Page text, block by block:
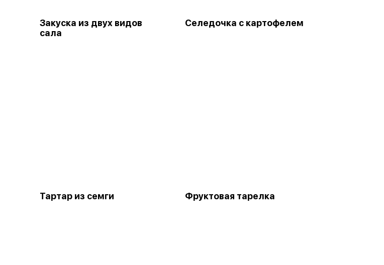
Закуска из двух видов
сала
Селедочка с картофелем
Тартар из семги Фруктовая тарелка